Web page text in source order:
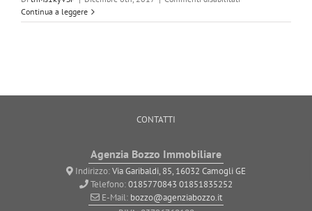
piano
Continua a leggere
CONTATTI
Agenzia Bozzo Immobiliare
Indirizzo:Via Garibaldi, 85, 16032 Camogli GE
Telefono:0185770843 01851835252
E-Mail: bozzo@agenziabozzo.it